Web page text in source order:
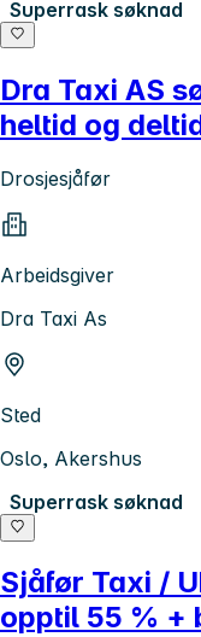
Superrask søknad
Dra Taxi AS
heltid og
Drosjesjåfør
Arbeidsgiver
Dra Taxi As
Sted
Oslo, Akershus
Superrask søknad
Sjåfør Taxi /
opptil 55 % +